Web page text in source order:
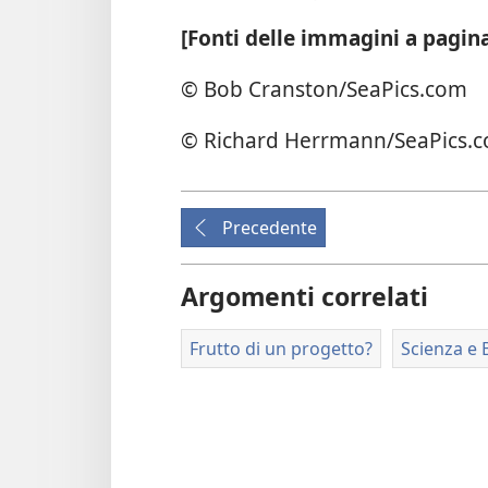
[Fonti delle immagini a
© Bob Cranston/SeaPics.com
© Richard Herrmann/
Precedente
Argomenti correlati
Frutto di un progetto? Scienza e